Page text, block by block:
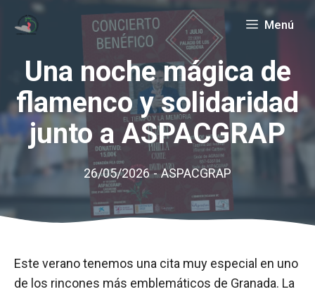
Menú
Una noche mágica de
flamenco y solidaridad
junto a ASPACGRAP
26/05/2026 - ASPACGRAP
Este verano tenemos una cita muy especial en uno
de los rincones más emblemáticos de Granada. La